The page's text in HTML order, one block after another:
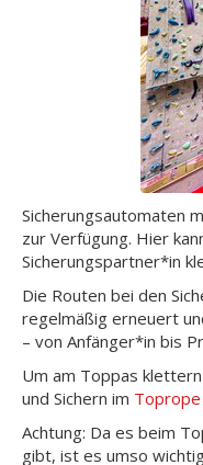
Sicherungsautomaten
zur Verfügung. Hier
Sicherungspartner*in
Die Routen bei den
regelmäßig erneuert
– von Anfänger*in bis
Um am Toppas
und Sichern im Toprope
Achtung: Da es beim
gibt, ist es umso